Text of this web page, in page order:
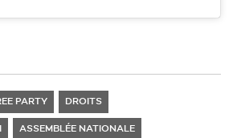
PARTY DROITS
ASSEMBLÉE NATIONALE